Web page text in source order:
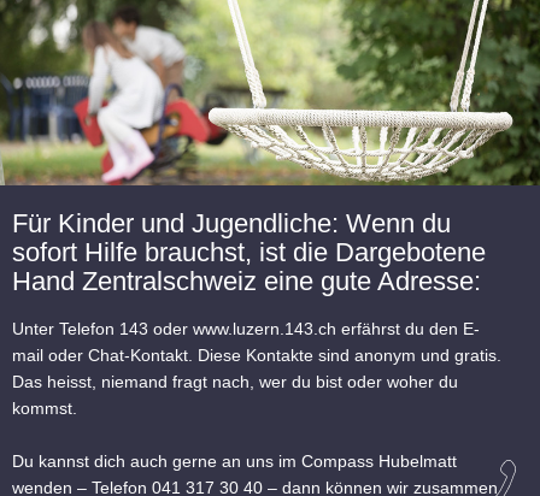
Für Kinder und Jugendliche: Wenn du
sofort Hilfe brauchst, ist die Dargebotene
Hand Zentralschweiz eine gute Adresse:
Unter Telefon 143 oder www.luzern.143.ch erfährst du den E-
mail oder Chat-Kontakt. Diese Kontakte sind anonym und gratis.
Das heisst, niemand fragt nach, wer du bist oder woher du
kommst.
Du kannst dich auch gerne an uns im Compass Hubelmatt
wenden – Telefon 041 317 30 40 – dann können wir zusammen